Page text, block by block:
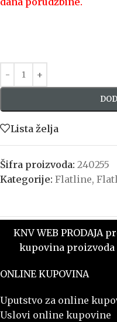
Lista želja
Šifra proizvoda: 240255
Kategorije: Flatline,
KNV WEB PRODAJA
kupovina
ONLINE KUPOVINA
Uputstvo za online
Uslovi online kupovine